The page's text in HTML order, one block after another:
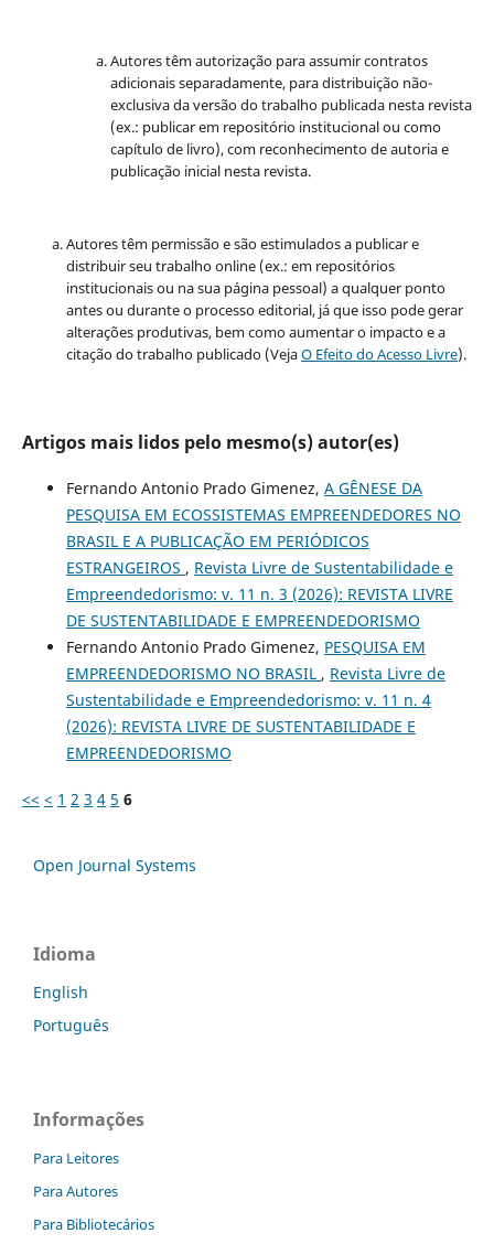
Autores têm autorização para assumir contratos
adicionais separadamente, para distribuição não-
exclusiva da versão do trabalho publicada nesta revista
(ex.: publicar em repositório institucional ou como
capítulo de livro), com reconhecimento de autoria e
publicação inicial nesta revista.
Autores têm permissão e são estimulados a publicar e
distribuir seu trabalho online (ex.: em repositórios
institucionais ou na sua página pessoal) a qualquer ponto
antes ou durante o processo editorial, já que isso pode gerar
alterações produtivas, bem como aumentar o impacto e a
citação do trabalho publicado (VejaO Efeito do Acesso Livre).
Artigos mais lidos pelo mesmo(s) autor(es)
Fernando Antonio Prado Gimenez, A GÊNESE DA
PESQUISA EM ECOSSISTEMAS EMPREENDEDORES NO
BRASIL E A PUBLICAÇÃO EM PERIÓDICOS
ESTRANGEIROS , Revista Livre de Sustentabilidade e
Empreendedorismo: v. 11 n. 3 (2026): REVISTA LIVRE
DE SUSTENTABILIDADE E EMPREENDEDORISMO
Fernando Antonio Prado Gimenez, PESQUISA EM
EMPREENDEDORISMO NO BRASIL , Revista Livre de
Sustentabilidade e Empreendedorismo: v. 11 n. 4
(2026): REVISTA LIVRE DE SUSTENTABILIDADE E
EMPREENDEDORISMO
<< < 1 2 3 4 5 6
Open Journal Systems
Idioma
English
Português
Informações
Para Leitores
Para Autores
Para Bibliotecários